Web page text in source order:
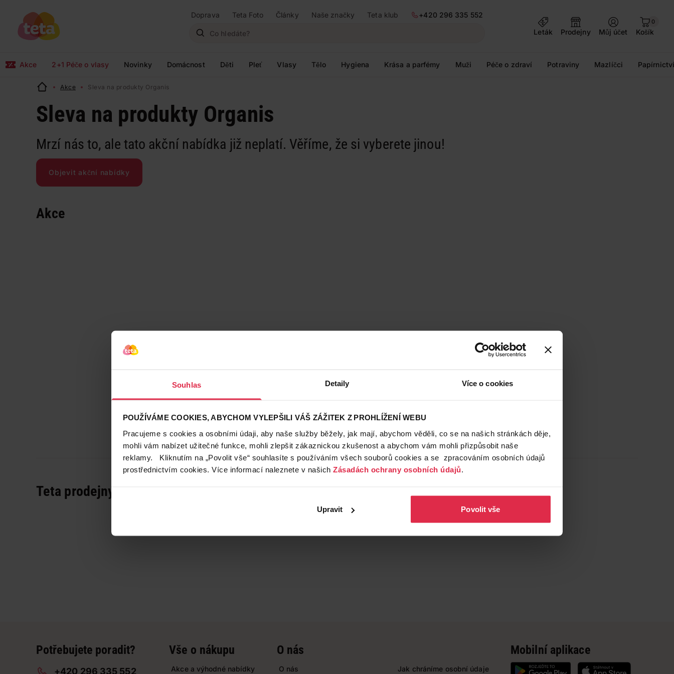
Souhlas Detaily Více o cookies
POUŽÍVÁME COOKIES, ABYCHOM VYLEPŠILI VÁŠ ZÁŽITEK Z PROHLÍŽENÍ WEBU
Pracujeme s cookies a osobními údaji, aby naše služby běžely, jak mají, abychom věděli, co se na našich stránkách děje,
mohli vám nabízet užitečné funkce, mohli zlepšit zákaznickou zkušenost a abychom vám mohli přizpůsobit naše
reklamy. Kliknutím na „Povolit vše“ souhlasíte s používáním všech souborů cookies a se zpracováním osobních údajů
prostřednictvím cookies. Více informací naleznete v našich Zásadách ochrany osobních údajů.
Upravit Povolit vše
Doprava Teta Foto Články Naše značky Teta klub
+420 296 335 552
Leták
Prodejny Můj účet
0
Košík
Akce 2+1 Péče o vlasy Novinky Domácnost Děti Pleť Vlasy Tělo Hygiena Krása a parfémy Muži Péče o zdraví Potraviny Mazlíčci
Akce Sleva na produkty Organis
Sleva na produkty Organis
Mrzí nás to, ale tato akční nabídka již neplatí. Věříme, že si vyberete jinou!
Objevit akční nabídky
Akce
Teta prodejny a služby
Potřebujete poradit?
+420 296 335 552
Vše o nákupu
Akce a výhodné nabídky
O nás
O nás Jak chráníme osobní údaje
Mobilní aplikace